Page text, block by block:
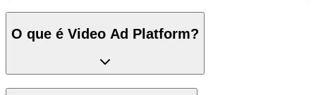
O que é Video Ad Platform?